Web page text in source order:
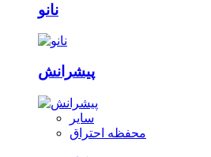
نانو
پیشرانش
سایر
محفظه احتراق